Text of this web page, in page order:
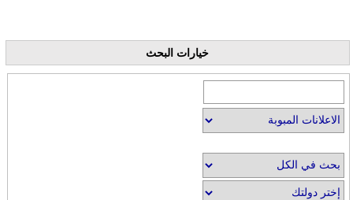
خيارات البحث